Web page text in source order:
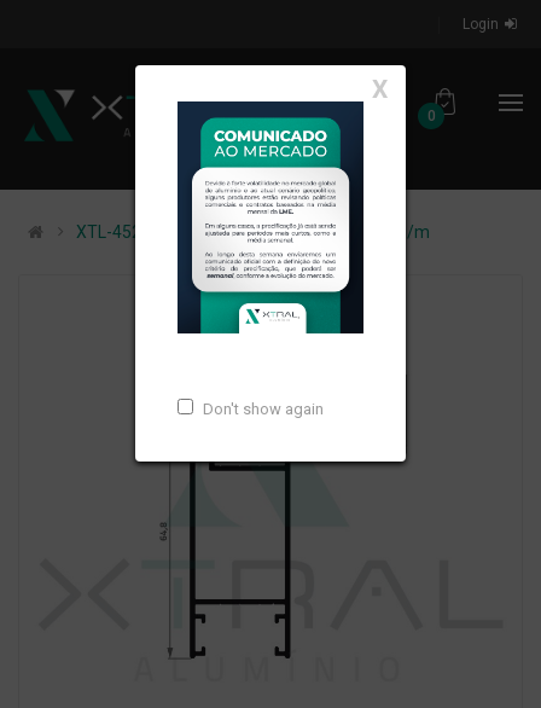
Login
0
X
Don't show again
XTL-452 - (XS-280) - PESO LINEAR: 0,915kg/m